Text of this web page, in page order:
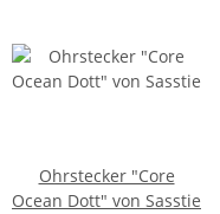
Ohrstecker "Core
Ocean Dott" von Sasstie